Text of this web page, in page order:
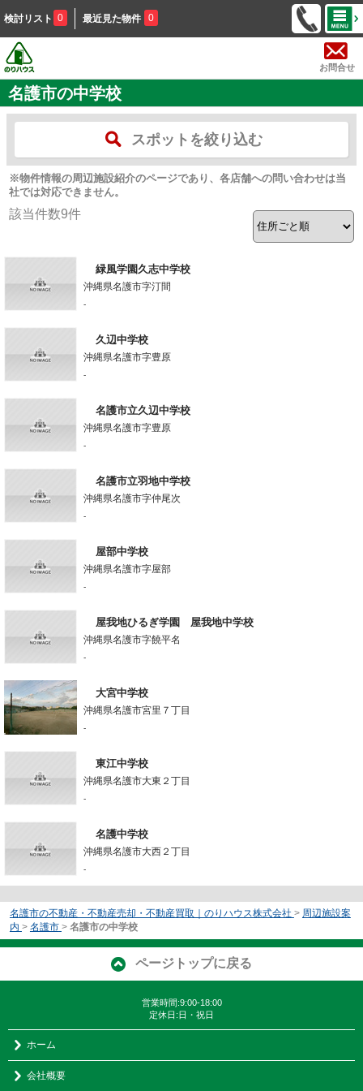
検討リスト 0 最近見た物件 0
お問合せ
名護市の中学校
スポットを絞り込む
※物件情報の周辺施設紹介のページであり、各店舗への問い合わせは当
社では対応できません。
該当件数9件
緑風学園久志中学校
沖縄県名護市字汀間
-
久辺中学校
沖縄県名護市字豊原
-
名護市立久辺中学校
沖縄県名護市字豊原
-
名護市立羽地中学校
沖縄県名護市字仲尾次
-
屋部中学校
沖縄県名護市字屋部
-
屋我地ひるぎ学園 屋我地中学校
沖縄県名護市字饒平名
-
大宮中学校
沖縄県名護市宮里７丁目
-
東江中学校
沖縄県名護市大東２丁目
-
名護中学校
沖縄県名護市大西２丁目
-
名護市の不動産・不動産売却・不動産買取｜のりハウス株式会社 > 周辺施設案
内 > 名護市 > 名護市の中学校
ページトップに戻る
営業時間:9:00-18:00
定休日:日・祝日
ホーム
会社概要